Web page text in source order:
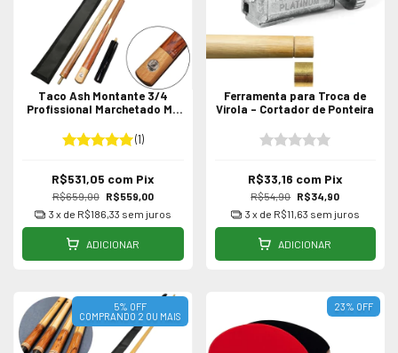
Taco Ash Montante 3/4
Profissional Marchetado M-
(1)
R$659,00 R$559,00
R$531,05 com Pix
3 x de R$186,33 sem juros
ADICIONAR
Ferramenta para Troca de
Virola - Cortador de Ponteira
R$54,90 R$34,90
R$33,16 com Pix
3 x de R$11,63 sem juros
ADICIONAR
5% OFF
COMPRANDO 2 OU MAIS
23% OFF